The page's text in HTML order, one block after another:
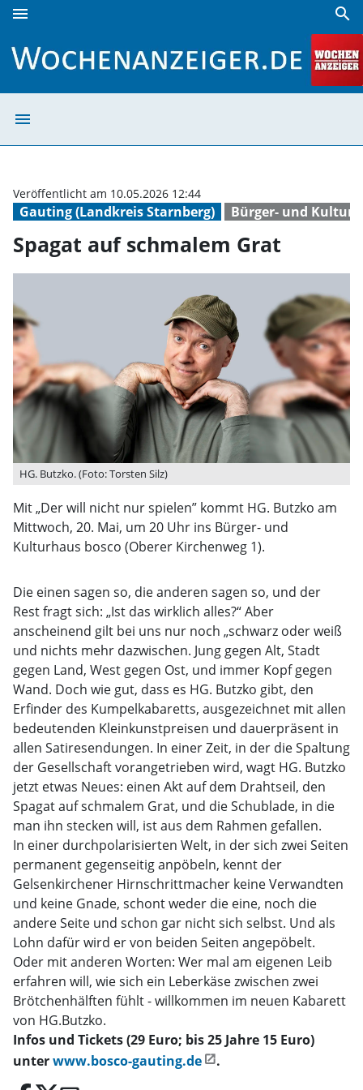
menu search
menu
Gauting (Landkreis Starnberg) Bürger- und
Veröffentlicht am 10.05.2026 12:44
Spagat auf schmalem Grat
HG. Butzko. (Foto: Torsten Silz)
Mit „Der will nicht nur spielen” kommt HG. Butzko am
Mittwoch, 20. Mai, um 20 Uhr ins Bürger- und
Kulturhaus bosco (Oberer Kirchenweg 1).
Die einen sagen so, die anderen sagen so, und der
Rest fragt sich: „Ist das wirklich alles?“ Aber
anscheinend gilt bei uns nur noch „schwarz oder weiß
und nichts mehr dazwischen. Jung gegen Alt, Stadt
gegen Land, West gegen Ost, und immer Kopf gegen
Wand. Doch wie gut, dass es HG. Butzko gibt, den
Erfinder des Kumpelkabaretts, ausgezeichnet mit allen
bedeutenden Kleinkunstpreisen und dauerpräsent in
allen Satiresendungen. In einer Zeit, in der die Spaltung
der Gesellschaft vorangetrieben wird, wagt HG. Butzko
jetzt etwas Neues: einen Akt auf dem Drahtseil, den
Spagat auf schmalem Grat, und die Schublade, in die
man ihn stecken will, ist aus dem Rahmen gefallen.
In einer durchpolarisierten Welt, in der sich zwei Seiten
permanent gegenseitig anpöbeln, kennt der
Gelsenkirchener Hirnschrittmacher keine Verwandten
und keine Gnade, schont weder die eine, noch die
andere Seite und schon gar nicht sich selbst. Und als
Lohn dafür wird er von beiden Seiten angepöbelt.
Oder mit anderen Worten: Wer mal am eigenen Leib
erfahren will, wie sich ein Leberkäse zwischen zwei
Brötchenhälften fühlt - willkommen im neuen Kabarett
von HG.Butzko.
Infos und Tickets (29 Euro; bis 25 Jahre 15 Euro)
unterwww.bosco-gauting.de .